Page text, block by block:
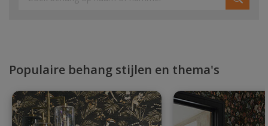
Populaire behang stijlen en thema's